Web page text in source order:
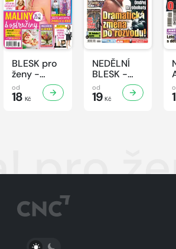
BLESK pro
ženy -
33/2026
od
18 Kč
NEDĚLNÍ
BLESK -
32/2026
od
19 Kč
pro
PŘEPNOUT SVĚTLÝ/TMAVÝ REŽIM